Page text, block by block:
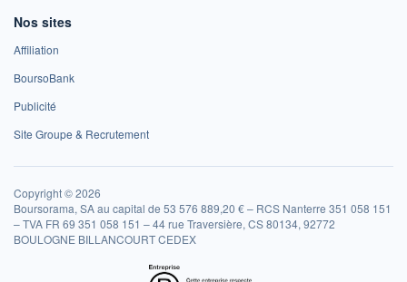
Nos sites
Affiliation
BoursoBank
Publicité
Site Groupe & Recrutement
Copyright © 2026
Boursorama, SA au capital de 53 576 889,20 € – RCS Nanterre 351 058 151
– TVA FR 69 351 058 151 – 44 rue Traversière, CS 80134, 92772
BOULOGNE BILLANCOURT CEDEX